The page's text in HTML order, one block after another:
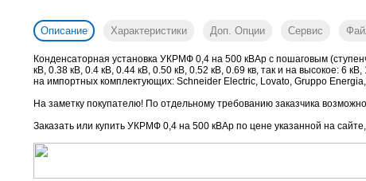
Описание Характеристики Доп. Опции Сервис
Конденсаторная установка УКРМФ 0,4 на 500 кВАр с пошаговым
кВ, 0.38 кВ, 0.4 кВ, 0.44 кВ, 0.50 кВ, 0.52 кВ, 0.69 кв, так и на высокое: 6
на импортных комплектующих: Schneider Electric, Lovato, Gruppo
На заметку покупателю! По отдельному требованию заказчика
Заказать или купить УКРМФ 0,4 на 500 кВАр по цене указанной на